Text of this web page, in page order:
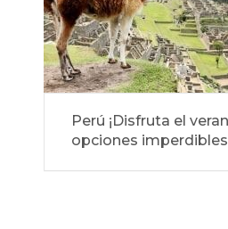
Perú ¡Disfruta el
opciones